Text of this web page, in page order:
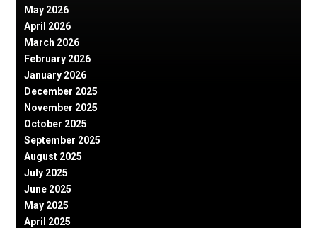
May 2026
April 2026
March 2026
February 2026
January 2026
December 2025
November 2025
October 2025
September 2025
August 2025
July 2025
June 2025
May 2025
April 2025